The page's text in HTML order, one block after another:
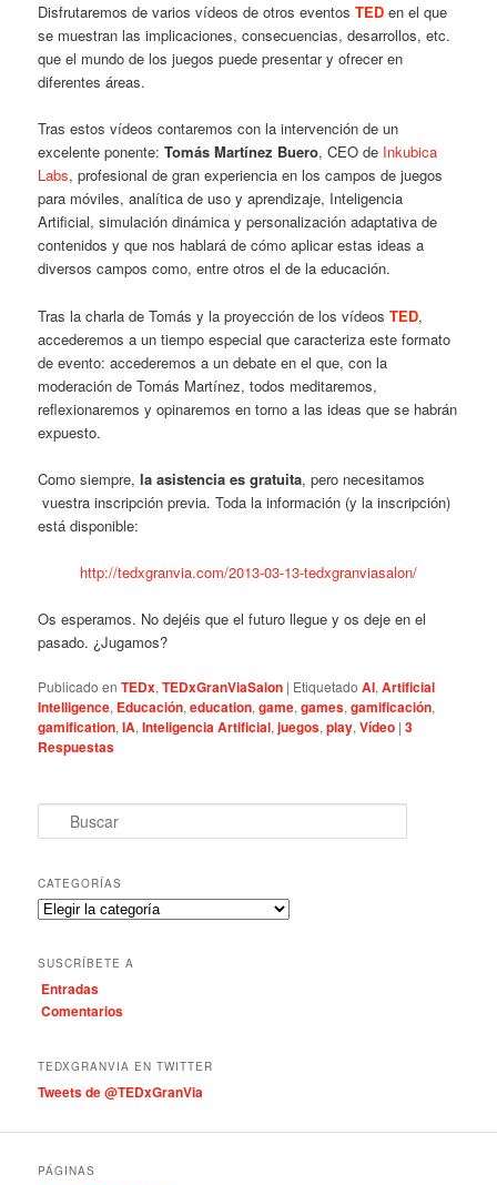
Disfrutaremos de varios vídeos de otros eventosTED en el que
se muestran las implicaciones, consecuencias, desarrollos, etc.
que el mundo de los juegos puede presentar y ofrecer en
diferentes áreas.
Tras estos vídeos contaremos con la intervención de un
excelente ponente:Tomás Martínez Buero, CEO de Inkubica
Labs, profesional de gran experiencia en los campos de juegos
para móviles, analítica de uso y aprendizaje, Inteligencia
Artificial, simulación dinámica y personalización adaptativa de
contenidos y que nos hablará de cómo aplicar estas ideas a
diversos campos como, entre otros el de la educación.
Tras la charla de Tomás y la proyección de los vídeosTED,
accederemos a un tiempo especial que caracteriza este formato
de evento: accederemos a un debate en el que, con la
moderación de Tomás Martínez, todos meditaremos,
reflexionaremos y opinaremos en torno a las ideas que se habrán
expuesto.
Como siempre,la asistencia es gratuita, pero necesitamos
vuestra inscripción previa. Toda la información (y la inscripción)
está disponible:
http://tedxgranvia.com/2013-03-13-tedxgranviasalon/
Os esperamos. No dejéis que el futuro llegue y os deje en el
pasado. ¿Jugamos?
Publicado en TEDx,TEDxGranViaSalon | Etiquetado AI,Artificial
Intelligence, Educación,education,game,games,gamificación,
gamification,IA,Inteligencia Artificial,juegos,play,Vídeo |3
Respuestas
u
c
a
r
CATEGORÍAS
C
e
g
o
a
s
SUSCRÍBETE A
Entradas
Comentarios
TEDXGRANVIA EN TWITTER
Tweets de @TEDxGranVia
PÁGINAS